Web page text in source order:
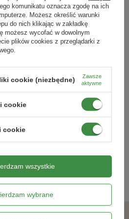
fosforu
potasu
nawozu w suchym,
na terenie UE Więcej
-
Wrotycz MIKROACTIV +
mikroorganizmy Vegano - 1 L
komunikatu oznacza zgodę na ich
Możesz określić warunki
do nich klikając w zakładkę
możesz wycofać w dowolnym
plików cookies z przeglądarki z
cookie (niezbędne)
Zawsze
aktywne
cookie
cookie
wybrane
wszystkie